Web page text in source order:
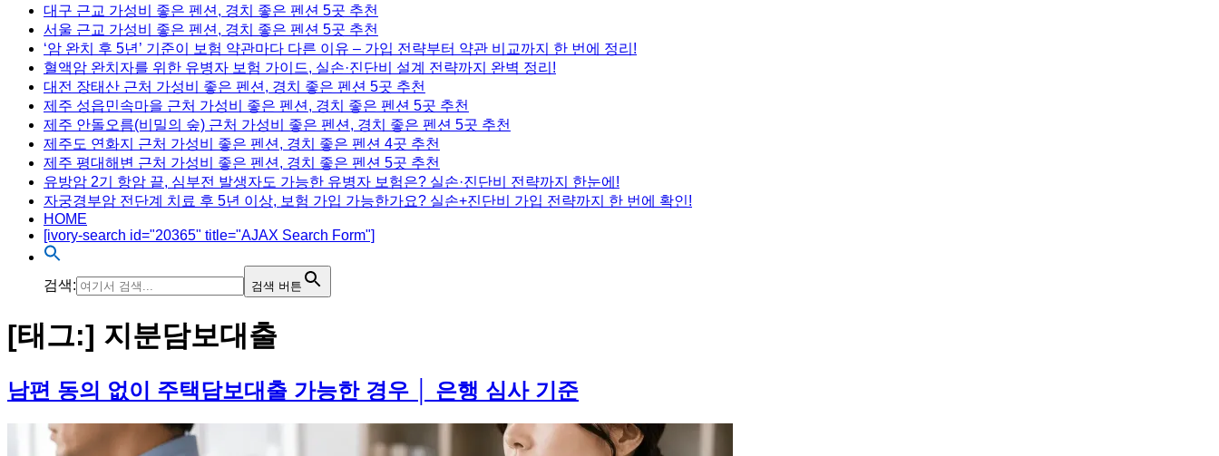
대구 근교 가성비 좋은 펜션, 경치 좋은 펜션 5곳 추천
서울 근교 가성비 좋은 펜션, 경치 좋은 펜션 5곳 추천
‘암 완치 후 5년’ 기준이 보험 약관마다 다른 이유 – 가입 전략부터 약관 비교까지 한 번에 정리!
혈액암 완치자를 위한 유병자 보험 가이드, 실손·진단비 설계 전략까지 완벽 정리!
대전 장태산 근처 가성비 좋은 펜션, 경치 좋은 펜션 5곳 추천
제주 성읍민속마을 근처 가성비 좋은 펜션, 경치 좋은 펜션 5곳 추천
제주 안돌오름(비밀의 숲) 근처 가성비 좋은 펜션, 경치 좋은 펜션 5곳 추천
제주도 연화지 근처 가성비 좋은 펜션, 경치 좋은 펜션 4곳 추천
제주 평대해변 근처 가성비 좋은 펜션, 경치 좋은 펜션 5곳 추천
유방암 2기 항암 끝, 심부전 발생자도 가능한 유병자 보험은? 실손·진단비 전략까지 한눈에!
자궁경부암 전단계 치료 후 5년 이상, 보험 가입 가능한가요? 실손+진단비 가입 전략까지 한 번에 확인!
HOME
[ivory-search id="20365" title="AJAX Search Form"]
검색: 검색 버튼
[태그:] 지분담보대출
남편 동의 없이 주택담보대출 가능한 경우 │ 은행 심사 기준